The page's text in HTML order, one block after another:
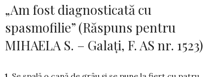
„Am fost diagnosticată cu
spasmofilie” (Răspuns pentru
MIHAELA S. – Galați, F. AS nr. 1523)